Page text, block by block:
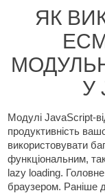
ЯК
У
Модулі JavaScript-
продуктивність
використовувати
функціональним,
lazy loading.
браузером. Раніше